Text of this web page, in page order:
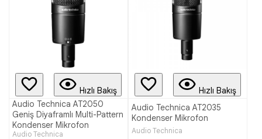
Hızlı Bakış
Audio Technica AT2050
Geniş Diyaframlı Multi-Pattern
Kondenser Mikrofon
Audio Technica
Hızlı Bakış
Audio Technica AT2035
Kondenser Mikrofon
Audio Technica